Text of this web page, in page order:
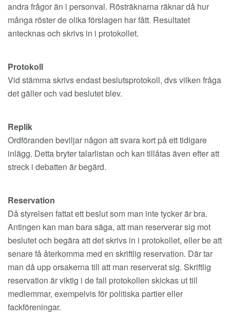
andra frågor än i personval. Rösträknarna räknar då hur
många röster de olika förslagen har fått. Resultatet
antecknas och skrivs in i protokollet.
Protokoll
Vid stämma skrivs endast beslutsprotokoll, dvs vilken fråga
det gäller och vad beslutet blev.
Replik
Ordföranden beviljar någon att svara kort på ett tidigare
inlägg. Detta bryter talarlistan och kan tillåtas även efter att
streck i debatten är begärd.
Reservation
Då styrelsen fattat ett beslut som man inte tycker är bra.
Antingen kan man bara säga, att man reserverar sig mot
beslutet och begära att det skrivs in i protokollet, eller be att
senare få återkomma med en skriftlig reservation. Där tar
man då upp orsakerna till att man reserverat sig. Skriftlig
reservation är viktig i de fall protokollen skickas ut till
medlemmar, exempelvis för politiska partier eller
fackföreningar.